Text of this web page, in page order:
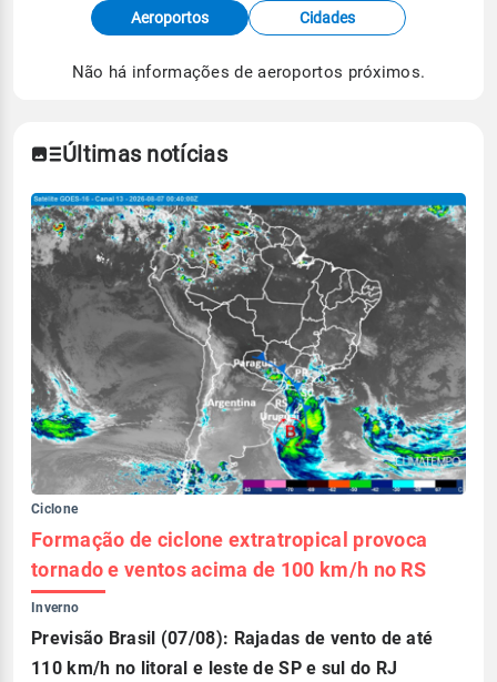
Fonte: dados combinados de estações
meteorológicas e satélite do Centro de Previsão
de Tempo e Estudos Climáticos (CPTEC).
Aeroportos Cidades
Não há informações de aeroportos próximos.
Últimas notícias
Ciclone
Formação de ciclone extratropical provoca
tornado e ventos acima de 100 km/h no RS
Inverno
Previsão Brasil (07/08): Rajadas de vento de até
110 km/h no litoral e leste de SP e sul do RJ